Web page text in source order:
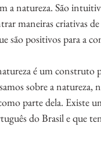
a natureza. São
maneiras criativas
são positivos para a
é um construto
sobre a natureza,
parte dela. Existe
do Brasil e que